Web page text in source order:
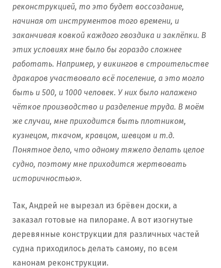
реконструкцией, то это будет воссоздание,
начиная от инструментов того времени, и
заканчивая ковкой каждого гвоздика и заклёпки. В
этих условиях мне было бы гораздо сложнее
работать. Например, у викингов в строительстве
дракаров участвовало всё поселение, а это могло
быть и 500, и 1000 человек. У них было налажено
чёткое производство и разделение труда. В моём
же случаи, мне приходится быть плотником,
кузнецом, ткачом, кравцом, шевцом и т.д.
Понятное дело, что одному тяжело делать целое
судно, поэтому мне приходится жертвовать
историчностью».
Так, Андрей не вырезал из брёвен доски, а
заказал готовые на пилораме. А вот изогнутые
деревянные конструкции для различных частей
судна приходилось делать самому, по всем
канонам реконструкции.